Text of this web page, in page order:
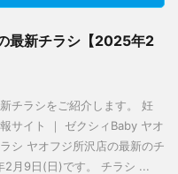
最新チラシ【2025年2
チラシをご紹介します。 妊
サイト ｜ ゼクシィBaby ヤオ
シ ヤオフジ所沢店の最新のチ
2月9日(日)です。 チラシ ...